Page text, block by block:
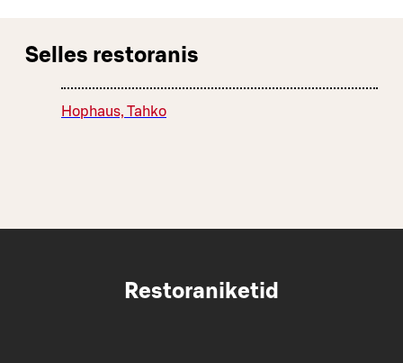
Selles restoranis
Hophaus, Tahko
Restoraniketid